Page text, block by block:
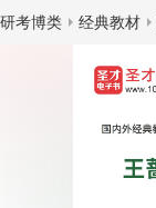
考博类 经典教材